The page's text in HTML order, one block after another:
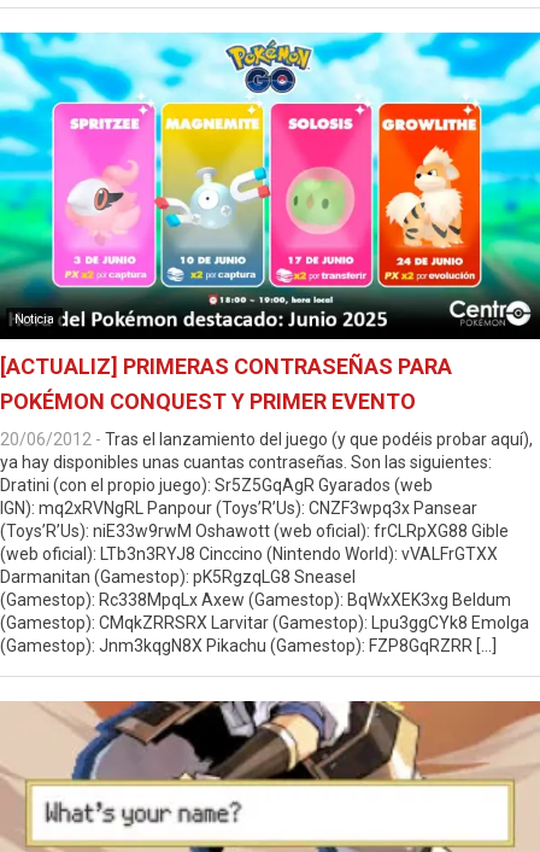
Noticia
[ACTUALIZ] PRIMERAS CONTRASEÑAS PARA
POKÉMON CONQUEST Y PRIMER EVENTO
20/06/2012 - Tras el lanzamiento del juego (y que podéis probar aquí),
ya hay disponibles unas cuantas contraseñas. Son las siguientes:
Dratini (con el propio juego): Sr5Z5GqAgR Gyarados (web
IGN): mq2xRVNgRL Panpour (Toys’R’Us): CNZF3wpq3x Pansear
(Toys’R’Us): niE33w9rwM Oshawott (web oficial): frCLRpXG88 Gible
(web oficial): LTb3n3RYJ8 Cinccino (Nintendo World): vVALFrGTXX
Darmanitan (Gamestop): pK5RgzqLG8 Sneasel
(Gamestop): Rc338MpqLx Axew (Gamestop): BqWxXEK3xg Beldum
(Gamestop): CMqkZRRSRX Larvitar (Gamestop): Lpu3ggCYk8 Emolga
(Gamestop): Jnm3kqgN8X Pikachu (Gamestop): FZP8GqRZRR […]